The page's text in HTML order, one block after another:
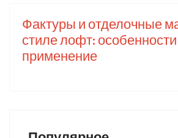
Фактуры и отделочные
стиле лофт:
применение